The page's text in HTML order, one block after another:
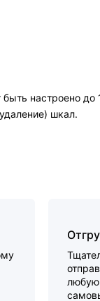
настроено
шкал.
любую